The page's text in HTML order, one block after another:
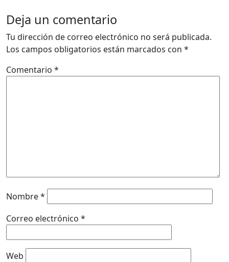
Deja un comentario
Tu dirección de correo electrónico no será publicada.
Los campos obligatorios están marcados con *
Comentario *
Nombre*
Correo electrónico *
Web